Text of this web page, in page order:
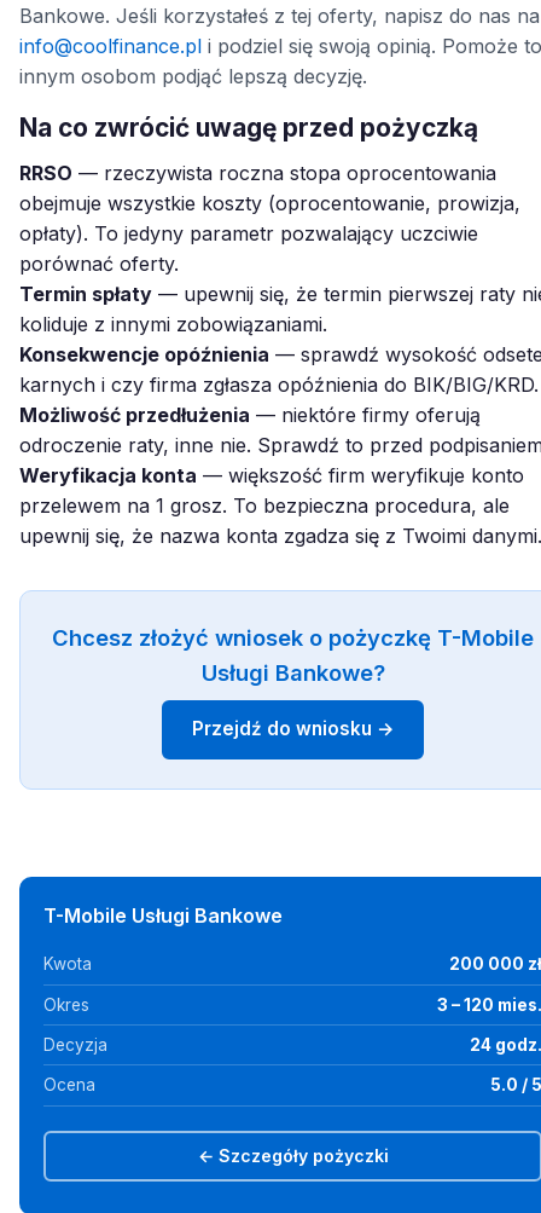
Bankowe. Jeśli korzystałeś z tej oferty, napisz do nas na
info@coolfinance.pl i podziel się swoją opinią. Pomoże to
innym osobom podjąć lepszą decyzję.
Na co zwrócić uwagę przed pożyczką
RRSO — rzeczywista roczna stopa oprocentowania
obejmuje wszystkie koszty (oprocentowanie, prowizja,
opłaty). To jedyny parametr pozwalający uczciwie
porównać oferty.
Termin spłaty — upewnij się, że termin pierwszej raty
koliduje z innymi zobowiązaniami.
Konsekwencje opóźnienia — sprawdź wysokość
karnych i czy firma zgłasza opóźnienia do BIK/BIG/KRD.
Możliwość przedłużenia — niektóre firmy oferują
odroczenie raty, inne nie. Sprawdź to przed
Weryfikacja konta — większość firm weryfikuje konto
przelewem na 1 grosz. To bezpieczna procedura, ale
upewnij się, że nazwa konta zgadza się z Twoimi danymi.
Chcesz złożyć wniosek o pożyczkę T-Mobile
Usługi Bankowe?
Przejdź do wniosku →
T-Mobile Usługi Bankowe
Kwota 200 000 zł
Okres 3 – 120 mies.
Decyzja 24 godz.
Ocena 5.0 / 5
← Szczegóły pożyczki